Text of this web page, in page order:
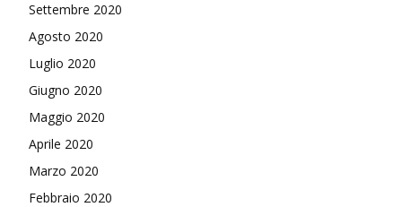
Settembre 2020
Agosto 2020
Luglio 2020
Giugno 2020
Maggio 2020
Aprile 2020
Marzo 2020
Febbraio 2020